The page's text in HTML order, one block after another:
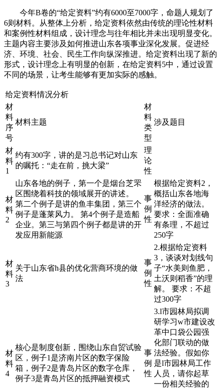
今年B卷的“给定资料”约有6000至7000字，命题人规划了
6则材料。从整体上分析，给定资料依然由传统的理论性材料
和案例性材料组成，设计理念与往年相比并未出现明显变化。
主题内容主要涉及如何推进山东各项事业深化发展。促进经
济、环境、社会、民生工作向纵深推进。给定资料出现了新的
形式，设计理念上有明显的创新，在给定资料5中，通过设置
不同的场景，让考生能够有更加实际的感触。
给定资料情况分析
材
料
序
号
材料主题
材
料
类
型
涉及题目
材
料
1
约有300字，讲的是习总书记对山东
的嘱托：“走在前，挑大梁”
理
论
性
材
料
2
山东各地的例子，第一个是烟台芝罘
区围绕着科技的领域展开的讲述。
第二个例子是讲的鱼丰集团，第三个
例子是蓬莱风力。 第4个例子是造船
企业。第三与第四个例子都是讲的开
发应用新能源
事
例
性
根据给定资料2，
概括山东各地海
洋经济的做法。
要求：全面准确
有条理，不超过
250字
材
料
3
关于山东省h县的优化营商环境的做
法
事
例
性
2.根据给定资料
3，谈谈对划线句
子“水美则鱼肥，
土沃则稻香”的理
解。 要求：不超
过300字
材
料
4
核心是制度创新，围绕山东自贸试验
区，例子1是济南片区的数字保险
箱，例子2是青岛片区的数字仓库，
例子3是青岛片区的抵押融资模式
事
例
性
3.l市园林局拟调
研学习w市建设改
革中口袋公园强
化部门联动的做
法经验。假如你
是l市园林局工作
人员，请你起草
一份相关经验的